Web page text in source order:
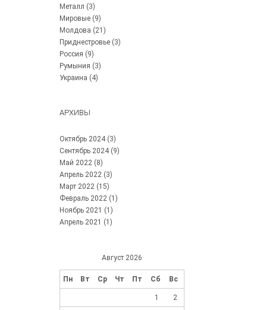
Металл (3)
Мировые (9)
Молдова (21)
Приднестровье (3)
Россия (9)
Румыния (3)
Украина (4)
АРХИВЫ
Октябрь 2024 (3)
Сентябрь 2024 (9)
Май 2022 (8)
Апрель 2022 (3)
Март 2022 (15)
Февраль 2022 (1)
Ноябрь 2021 (1)
Апрель 2021 (1)
Август 2026
Пн Вт Ср Чт Пт Сб Вс
1 2